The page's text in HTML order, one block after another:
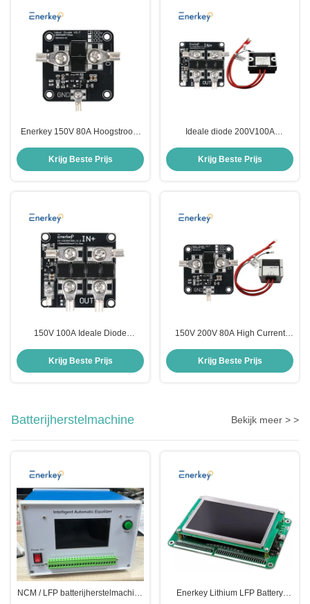
Enerkey 150V 80A Hoogstroom
energie Anti-teruglaad Anti-
Krijg Beste Prijs
Ideale diode 200V100A
dubbele voedingsvoorziening
Anti-verschuiving Anti-mutuele
Krijg Beste Prijs
150V 100A Ideale Diode
Batterij Opladen Anti-terugloop
Irrigatie
Krijg Beste Prijs
150V 200V 80A High Current
Module voor Solar Anti-reverse
Charging Current Protection
Krijg Beste Prijs
Batterijherstelmachine Bekijk meer > >
NCM / LFP batterijherstelmachine
Enerkey Lithium LFP Battery